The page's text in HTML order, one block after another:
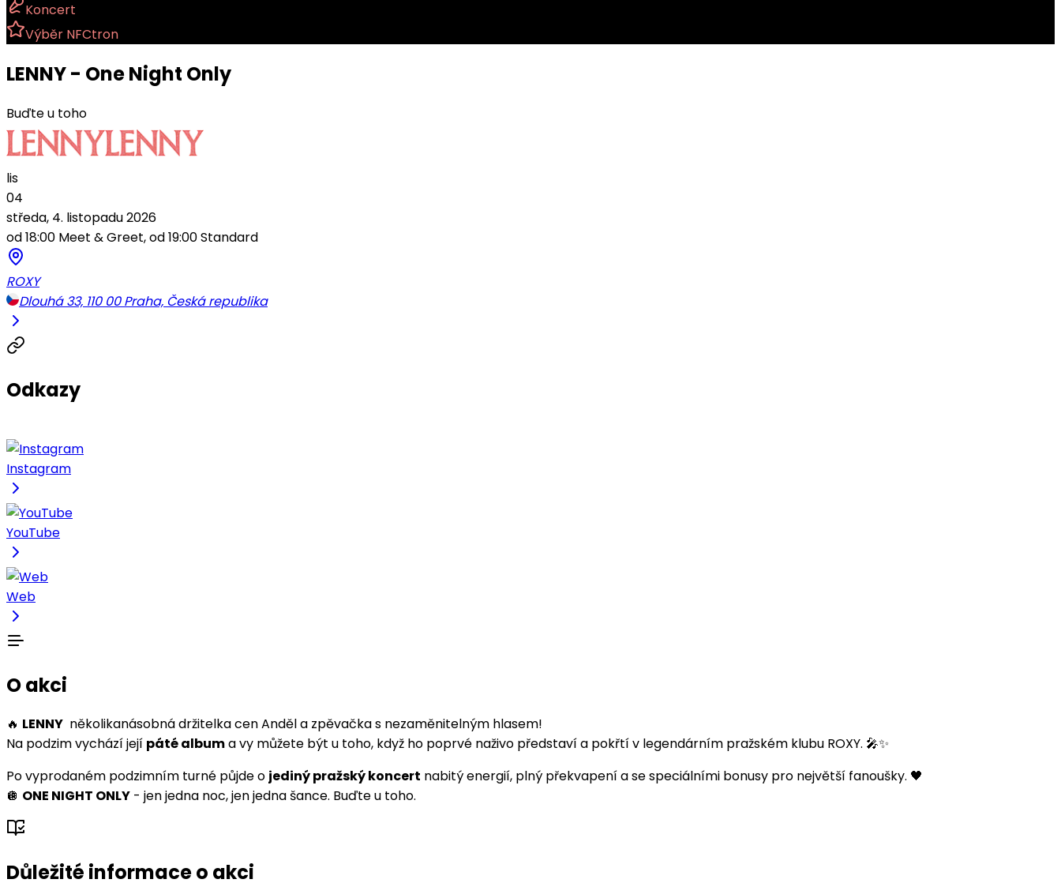
Koncert
Výběr NFCtron
LENNY - One Night Only
Buďte u toho
lis
04
středa, 4. listopadu 2026
od 18:00 Meet & Greet, od 19:00 Standard
ROXY
Dlouhá 33, 110 00 Praha, Česká republika
Odkazy
Instagram
YouTube
Web
O akci
🔥 LENNY několikanásobná držitelka cen Anděl a zpěvačka s nezaměnitelným hlasem!
Na podzim vychází její páté albuma vy můžete být u toho, když ho poprvé naživo představí a pokřtí v legendárním pražském klubu ROXY. 🎤✨
Po vyprodaném podzimním turné půjde o jediný pražský koncert nabitý energií, plný překvapení a se speciálními bonusy pro největší fanoušky. 🖤
🪩 ONE NIGHT ONLY - jen jedna noc, jen jedna šance. Buďte u toho.
Důležité informace o akci